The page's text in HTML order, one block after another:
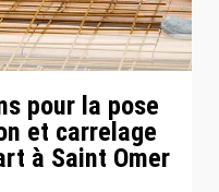
pour la pose
et carrelage
à Saint Omer